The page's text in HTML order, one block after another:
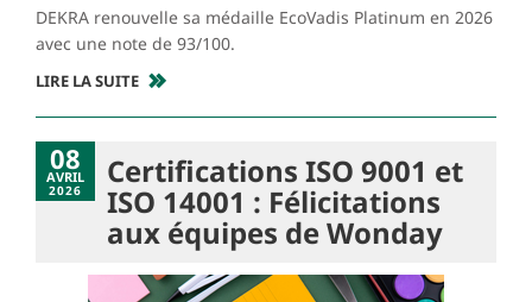
DEKRA renouvelle sa médaille EcoVadis Platinum en 2026
avec une note de 93/100.
LIRE LA SUITE
08
AVRIL
2026 Certifications ISO 9001 et
ISO 14001 : Félicitations
aux équipes de Wonday